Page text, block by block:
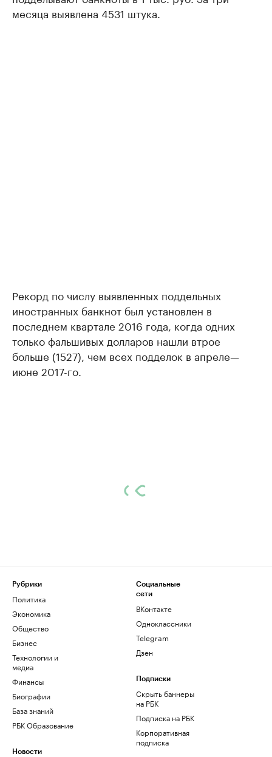
месяца выявлена 4531 штука.
Рекорд по числу выявленных поддельных
иностранных банкнот был установлен в
последнем квартале 2016 года, когда одних
только фальшивых долларов нашли втрое
больше (1527), чем всех подделок в апреле—
июне 2017-го.
Рубрики
Политика
Экономика
Общество
Бизнес
Технологии и
медиа
Финансы
Биографии
База знаний
РБК Образование
Новости
Социальные
сети
ВКонтакте
Одноклассники
Telegram
Дзен
Подписки
Скрыть баннеры
на РБК
Подписка на РБК
Корпоративная
подписка